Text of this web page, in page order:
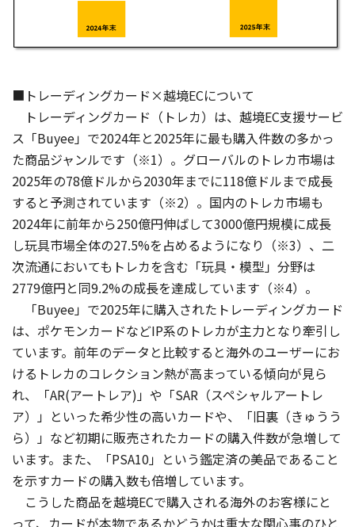
■トレーディングカード×越境ECについて
トレーディングカード（トレカ）は、越境EC支援サービ
ス「Buyee」で2024年と2025年に最も購入件数の多かっ
た商品ジャンルです（※1）。グローバルのトレカ市場は
2025年の78億ドルから2030年までに118億ドルまで成長
すると予測されています（※2）。国内のトレカ市場も
2024年に前年から250億円伸ばして3000億円規模に成長
し玩具市場全体の27.5%を占めるようになり（※3）、二
次流通においてもトレカを含む「玩具・模型」分野は
2779億円と同9.2%の成長を達成しています（※4）。
「Buyee」で2025年に購入されたトレーディングカード
は、ポケモンカードなどIP系のトレカが主力となり牽引し
ています。前年のデータと比較すると海外のユーザーにお
けるトレカのコレクション熱が高まっている傾向が見ら
れ、「AR(アートレア)」や「SAR（スペシャルアートレ
ア）」といった希少性の高いカードや、「旧裏（きゅうう
ら）」など初期に販売されたカードの購入件数が急増して
います。また、「PSA10」という鑑定済の美品であること
を示すカードの購入数も倍増しています。
こうした商品を越境ECで購入される海外のお客様にと
って、カードが本物であるかどうかは重大な関心事のひと